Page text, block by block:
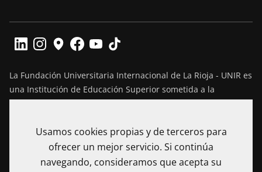
La Fundación Universitaria Internacional de La Rioja - UNIR es
una Institución de Educación Superior sometida a la
inspección y vigilancia del Ministerio de Educación Nacional
mediante Resolución No. 13130 del 7 de julio de 2017
expedida por el Ministerio de Educación Nacional.
Usamos cookies propias y de terceros para
ofrecer un mejor servicio. Si continúa
navegando, consideramos que acepta su